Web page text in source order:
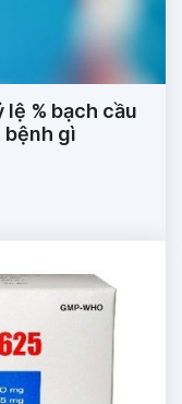
% bạch cầu
bệnh gì